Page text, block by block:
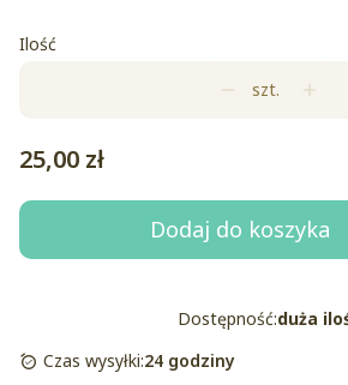
Ilość
szt.
Cena
25,00 zł
Dodaj do koszyka
Dostępność:duża
Czas wysyłki:24 godziny